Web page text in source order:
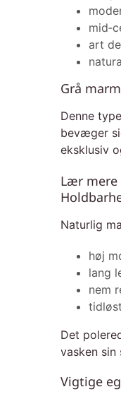
art
Grå
Denne
bevæger
eksklusiv
Lær mere
Naturlig
høj
lang
nem
Det
vasken sin
Vigtige